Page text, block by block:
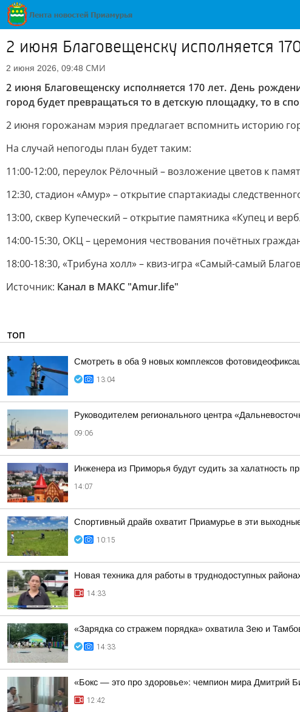
2 июня Благовещенску исполняется
2 июня 2026, 09:48 СМИ
2 июня Благовещенску исполняется 170 лет. День
город будет превращаться то в детскую площадку, то в
2 июня горожанам мэрия предлагает вспомнить историю
На случай непогоды план будет таким:
11:00-12:00, переулок Рёлочный – возложение цветов к
12:30, стадион «Амур» – открытие спартакиады
13:00, сквер Купеческий – открытие памятника «Купец и
14:00-15:30, ОКЦ – церемония чествования почётных
18:00-18:30, «Трибуна холл» – квиз-игра «Самый-самый
Источник: Канал в МАКС "Аmur.life"
ТОП
Смотреть в оба 9 новых комплексов
13:04
Руководителем регионального центра
09:06
Инженера из Приморья будут судить за халатность
14:07
Спортивный драйв охватит Приамурье в эти
10:15
Новая техника для работы в труднодоступных
14:33
«Зарядка со стражем порядка» охватила Зею и
14:33
«Бокс — это про здоровье»: чемпион мира Дмитрий
12:42